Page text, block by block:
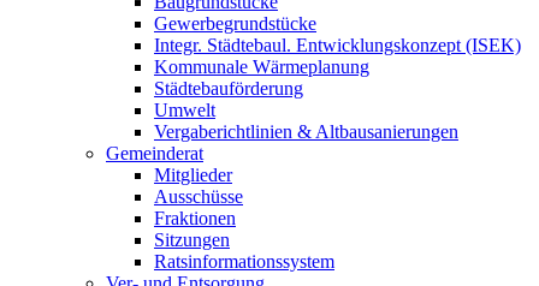
Gewerbegrundstücke
Integr. Städtebaul. Entwicklungskonzept (ISEK)
Kommunale Wärmeplanung
Städtebauförderung
Umwelt
Vergaberichtlinien & Altbausanierungen
Gemeinderat
Mitglieder
Ausschüsse
Fraktionen
Sitzungen
Ratsinformationssystem